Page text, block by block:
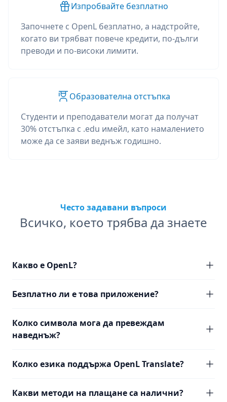
Изпробвайте безплатно
Започнете с OpenL безплатно, а надстройте,
когато ви трябват повече кредити, по-дълги
преводи и по-високи лимити.
Образователна отстъпка
Студенти и преподаватели могат да получат
30% отстъпка с .edu имейл, като намалението
може да се заяви веднъж годишно.
Често задавани въпроси
Всичко, което трябва да знаете
Какво е OpenL?
Безплатно ли е това приложение?
Колко символа мога да превеждам
наведнъж?
Колко езика поддържа OpenL Translate?
Какви методи на плащане са налични?